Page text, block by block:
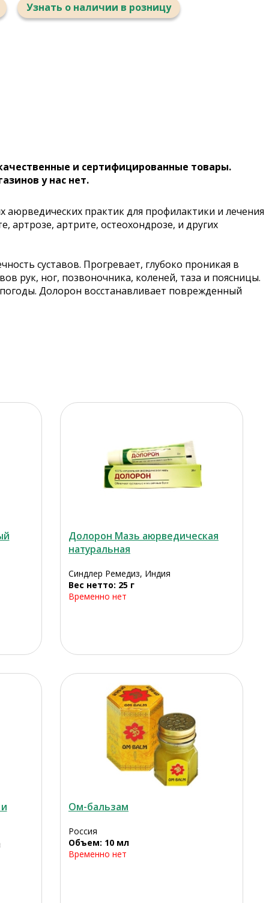
Узнать о наличии в розницу
и сертифицированные товары.
у нас нет.
практик для профилактики и лечения
артрозе, артрите, остеохондрозе, и других
суставов. Прогревает, глубоко проникая в
рук, ног, позвоночника, коленей, таза и поясницы.
Долорон восстанавливает поврежденный
Долорон Мазь аюрведическая
натуральная
Синдлер Ремедиз, Индия
Вес нетто: 25 г
Временно нет
Ом-бальзам
Россия
Объем: 10 мл
Временно нет